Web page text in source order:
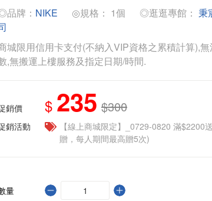
品牌： NIKE ◎規格： 1個 ◎逛逛專館： 秉
城限用信用卡支付(不納入VIP資格之累積計算),
,無搬運上樓服務及指定日期/時間.
銷價 $ 235 $300
銷活動
【線上商城限定】_0729-0820 滿$2200
贈，每人期間最高贈5次)
量